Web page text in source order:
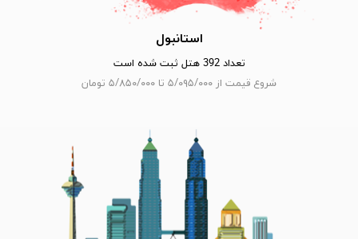
استانبول
تعداد 392 هتل ثبت شده است
شروع قیمت از ۵/۰۹۵/۰۰۰ تا ۵/۸۵۰/۰۰۰ تومان